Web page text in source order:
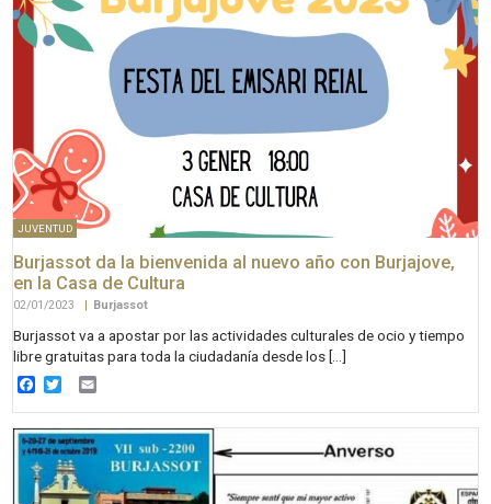
JUVENTUD
Burjassot da la bienvenida al nuevo año con Burjajove,
en la Casa de Cultura
02/01/2023 Burjassot
Burjassot va a apostar por las actividades culturales de ocio y tiempo
libre gratuitas para toda la ciudadanía desde los […]
Facebook
Twitter